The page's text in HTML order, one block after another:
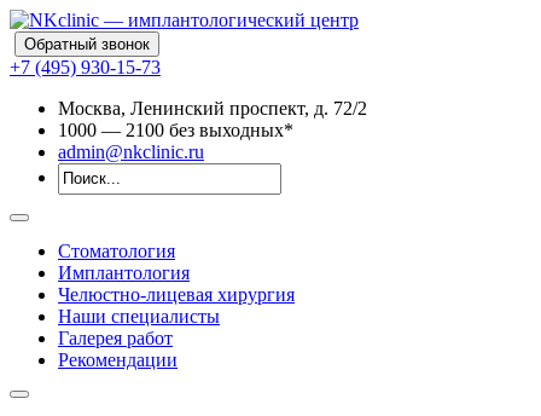
Обратный звонок
+7 (495) 930-15-73
Москва, Ленинский проспект, д. 72/2
1000 — 2100 без выходных*
admin@nkclinic.ru
Стоматология
Имплантология
Челюстно-лицевая хирургия
Наши специалисты
Галерея работ
Рекомендации